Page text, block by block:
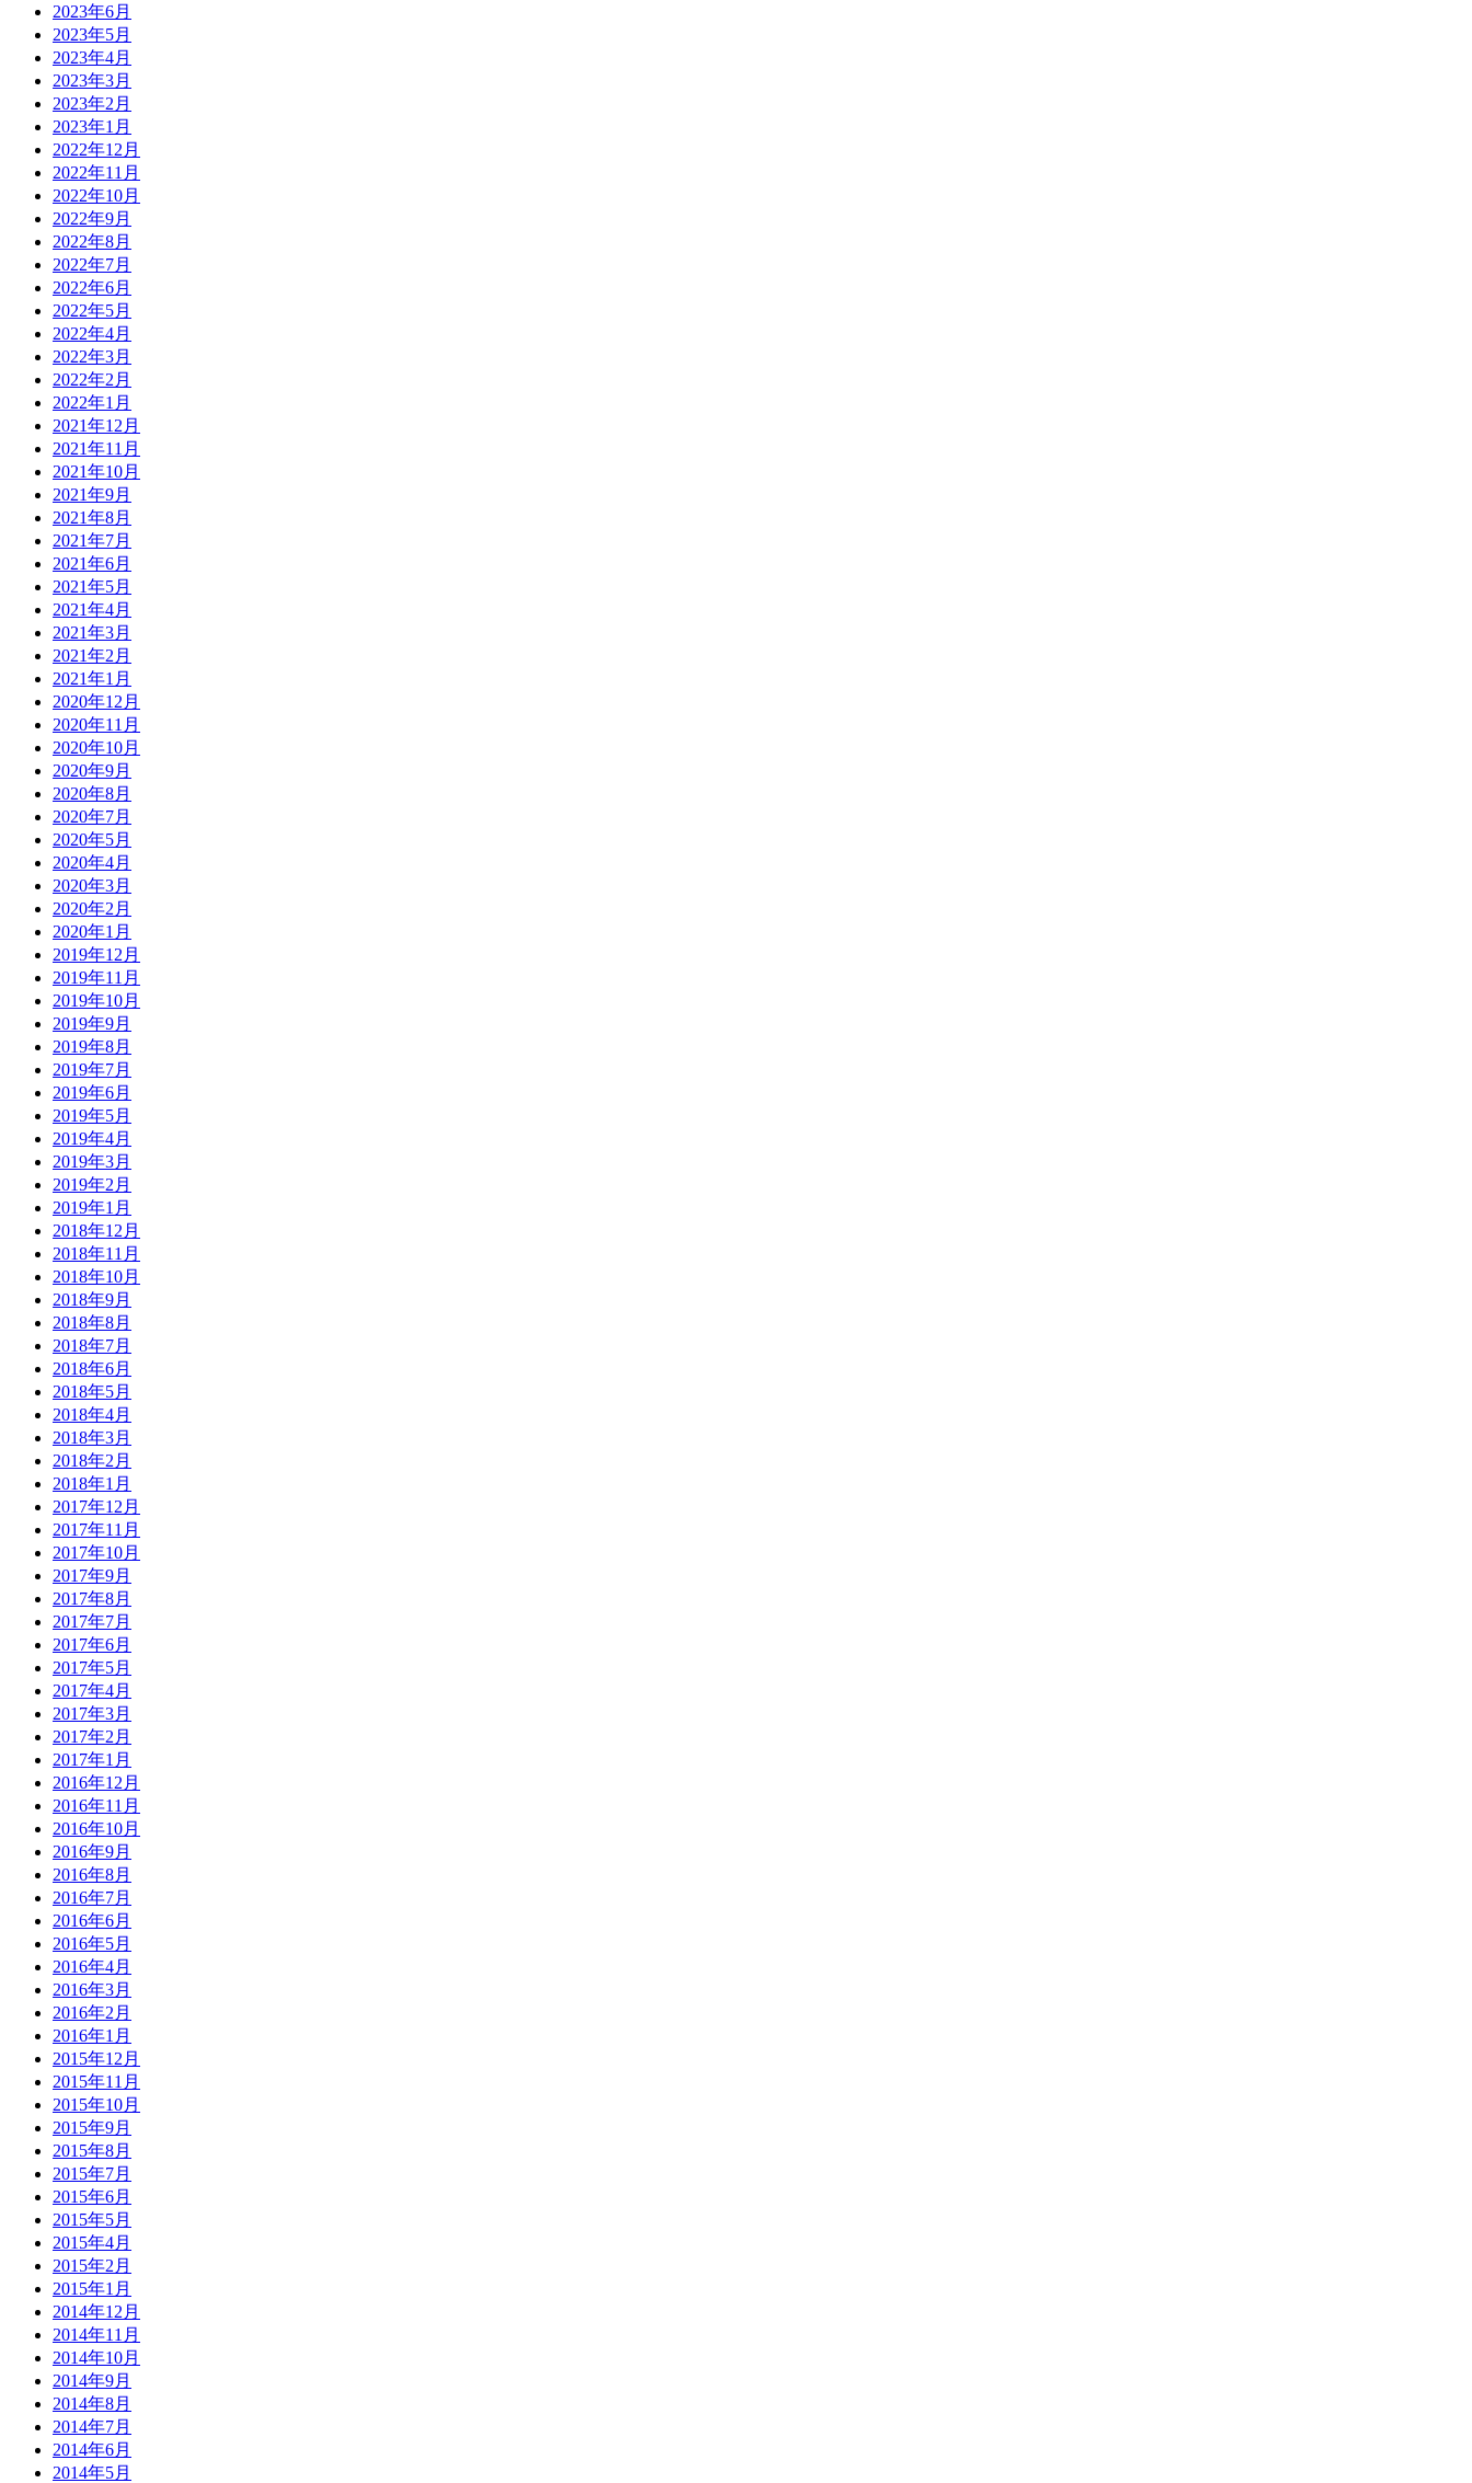
2023年6月
2023年5月
2023年4月
2023年3月
2023年2月
2023年1月
2022年12月
2022年11月
2022年10月
2022年9月
2022年8月
2022年7月
2022年6月
2022年5月
2022年4月
2022年3月
2022年2月
2022年1月
2021年12月
2021年11月
2021年10月
2021年9月
2021年8月
2021年7月
2021年6月
2021年5月
2021年4月
2021年3月
2021年2月
2021年1月
2020年12月
2020年11月
2020年10月
2020年9月
2020年8月
2020年7月
2020年5月
2020年4月
2020年3月
2020年2月
2020年1月
2019年12月
2019年11月
2019年10月
2019年9月
2019年8月
2019年7月
2019年6月
2019年5月
2019年4月
2019年3月
2019年2月
2019年1月
2018年12月
2018年11月
2018年10月
2018年9月
2018年8月
2018年7月
2018年6月
2018年5月
2018年4月
2018年3月
2018年2月
2018年1月
2017年12月
2017年11月
2017年10月
2017年9月
2017年8月
2017年7月
2017年6月
2017年5月
2017年4月
2017年3月
2017年2月
2017年1月
2016年12月
2016年11月
2016年10月
2016年9月
2016年8月
2016年7月
2016年6月
2016年5月
2016年4月
2016年3月
2016年2月
2016年1月
2015年12月
2015年11月
2015年10月
2015年9月
2015年8月
2015年7月
2015年6月
2015年5月
2015年4月
2015年2月
2015年1月
2014年12月
2014年11月
2014年10月
2014年9月
2014年8月
2014年7月
2014年6月
2014年5月